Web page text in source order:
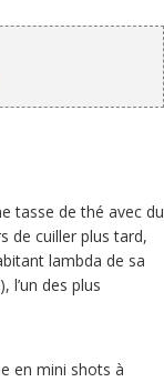
tasse de thé avec du
de cuiller plus tard,
lambda de sa
l’un des plus
en mini shots à